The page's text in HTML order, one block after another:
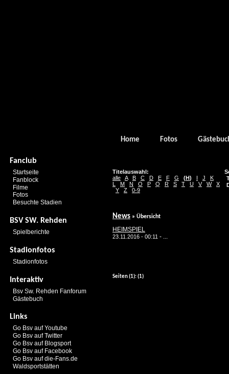
Home Fotos
Fanclub
Startseite
Fanblock
Filme
Fotos
Besuchte Stadien
BSV SW. Rehden
Spielberichte
Stadionfotos
Stadionfotos
Interaktiv
Bsv Sw. Rehden Fanforum
Gästebuch
Links
Go Bsv auf Youtube
Go Bsv auf Twitter
Go Bsv auf Blogsport
Go Bsv auf Facebook
Go Bsv auf die-Fans.de
Waldsportstätten
Titelauswahl:
alle
A B C D E F G (H) I J
K
L
M N O P Q R S T U V W
X
Y
Z 0-9
News » Übersicht
HEIMSPIEL
23.11.2016 - 00:11 - ...
Seiten(1):(1)